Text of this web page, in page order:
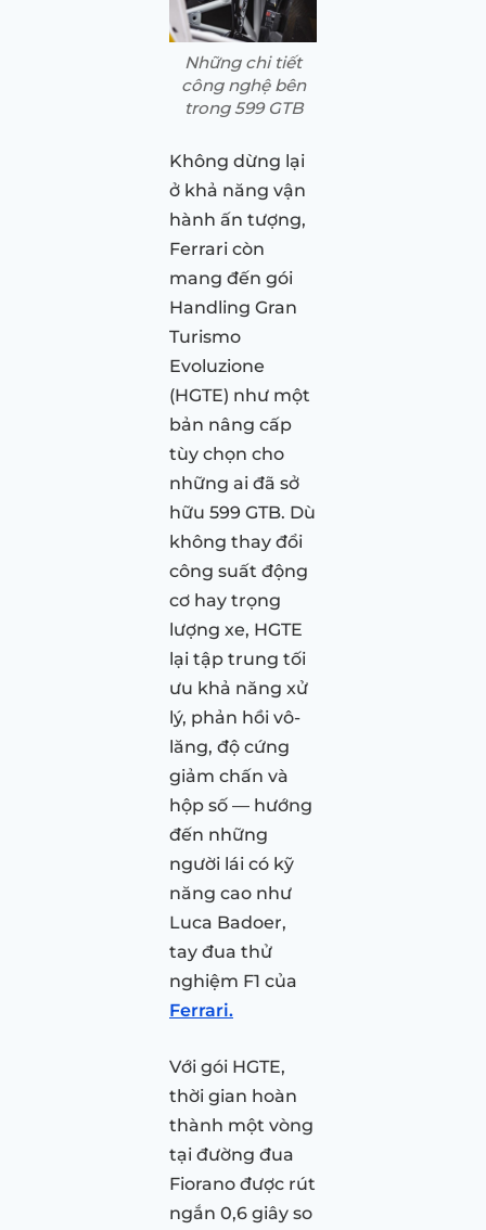
Những chi tiết
công nghệ bên
trong 599 GTB
Không dừng lại
ở khả năng vận
hành ấn tượng,
Ferrari còn
mang đến gói
Handling Gran
Turismo
Evoluzione
(HGTE) như một
bản nâng cấp
tùy chọn cho
những ai đã sở
hữu 599 GTB. Dù
không thay đổi
công suất động
cơ hay trọng
lượng xe, HGTE
lại tập trung tối
ưu khả năng xử
lý, phản hồi vô-
lăng, độ cứng
giảm chấn và
hộp số — hướng
đến những
người lái có kỹ
năng cao như
Luca Badoer,
tay đua thử
nghiệm F1 của
Ferrari.
Với gói HGTE,
thời gian hoàn
thành một vòng
tại đường đua
Fiorano được rút
ngắn 0,6 giây so